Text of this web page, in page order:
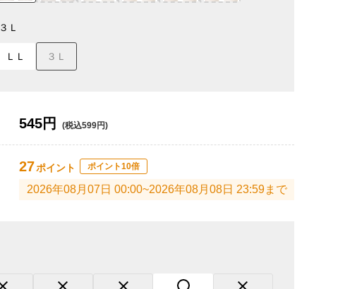
３Ｌ
ＬＬ ３Ｌ
545円 (税込599円)
27ポイント ポイント10倍
2026年08月07日 00:00~2026年08月08日 23:59まで